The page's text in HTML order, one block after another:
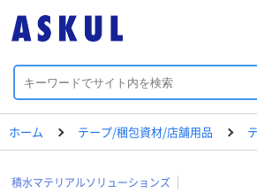
ホーム テープ/梱包資材/店舗用品
積水マテリアルソリューションズ